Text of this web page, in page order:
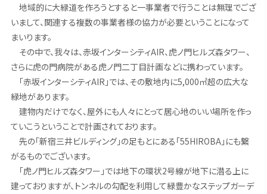
地域的に大緑道を作ろうとすると一事業者で行うことは無理でござ
いまして、関連する複数の事業者様の協力が必要ということになって
まいります。
その中で、我々は、赤坂インターシティAIR、虎ノ門ヒルズ森タワー、
さらに虎の門病院がある虎ノ門二丁目計画などに携わっています。
「赤坂インターシティAIR」では、その敷地内に5,000㎡超の広大な
緑地があります。
建物内だけでなく、屋外にも人々にとって居心地のいい場所を作っ
ていこうということで計画されております。
先の「新宿三井ビルディング」の足もとにある「55HIROBA」にも繋
がるものでございます。
「虎ノ門ヒルズ森タワー」では地下の環状2号線が地下に潜る上に
建っておりますが、トンネルの勾配を利用して緑豊かなステップガーデ